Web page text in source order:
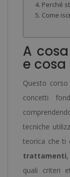
Perché
Come
A
e
Questo
concetti
tecniche
teorica che ti
trattamenti
quali criteri